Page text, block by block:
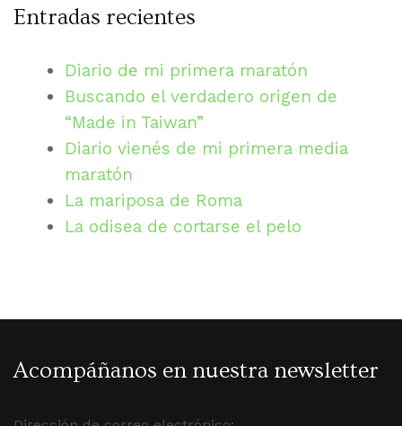
Entradas recientes
Diario de mi primera maratón
Buscando el verdadero origen de
“Made in Taiwan”
Diario vienés de mi primera media
maratón
La mariposa de Roma
La odisea de cortarse el pelo
Acompáñanos en nuestra newsletter